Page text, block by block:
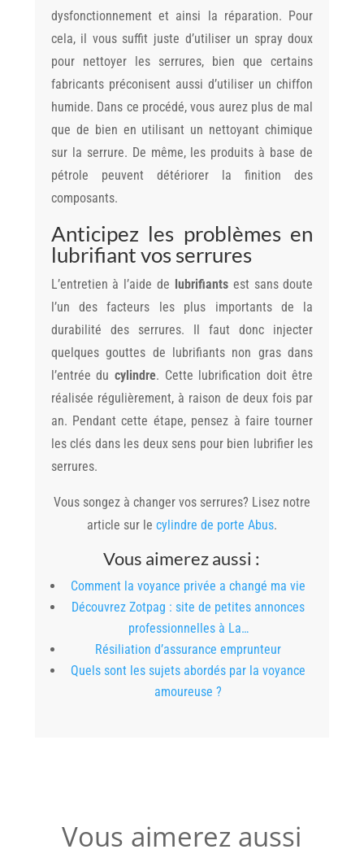
dysfonctionnement et ainsi la réparation. Pour
cela, il vous suffit juste d’utiliser un spray doux
pour nettoyer les serrures, bien que certains
fabricants préconisent aussi d’utiliser un chiffon
humide. Dans ce procédé, vous aurez plus de mal
que de bien en utilisant un nettoyant chimique
sur la serrure. De même, les produits à base de
pétrole peuvent détériorer la finition des
composants.
Anticipez les problèmes en
lubrifiant vos serrures
L’entretien à l’aide de lubrifiantsest sans doute
l’un des facteurs les plus importants de la
durabilité des serrures. Il faut donc injecter
quelques gouttes de lubrifiants non gras dans
l’entrée du cylindre. Cette lubrification doit être
réalisée régulièrement, à raison de deux fois par
an. Pendant cette étape, pensez à faire tourner
les clés dans les deux sens pour bien lubrifier les
serrures.
Vous songez à changer vos serrures? Lisez notre
article sur le cylindre de porte Abus.
Vous aimerez aussi :
Comment la voyance privée a changé ma vie
Découvrez Zotpag : site de petites annonces
professionnelles à La…
Résiliation d’assurance emprunteur
Quels sont les sujets abordés par la voyance
amoureuse ?
Vous aimerez aussi